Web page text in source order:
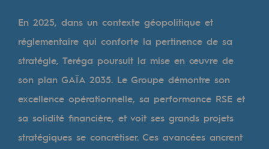
Publications institutionnelles
Où nous trouver
Les énergies d'avenir
Les énergies d'avenir
Notre vision
En 2025, dans un contexte géopolitique et
réglementaire qui conforte la pertinence de sa
stratégie, Teréga poursuit la mise en œuvre de
son plan GAÏA 2035. Le Groupe démontre son
excellence opérationnelle, sa performance RSE et
sa solidité financière, et voit ses grands projets
stratégiques se concrétiser. Ces avancées ancrent